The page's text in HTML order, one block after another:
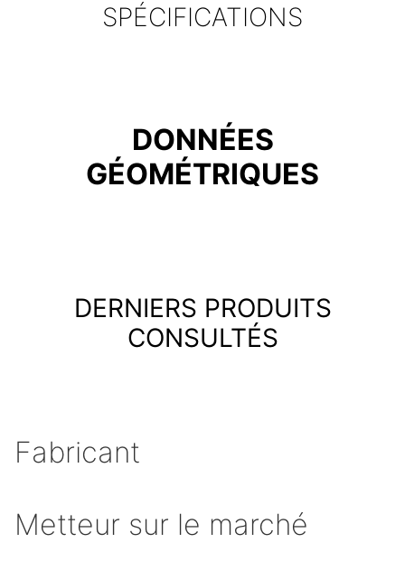
SPÉCIFICATIONS
DONNÉES
GÉOMÉTRIQUES
DERNIERS PRODUITS
CONSULTÉS
Fabricant
Metteur sur le marché